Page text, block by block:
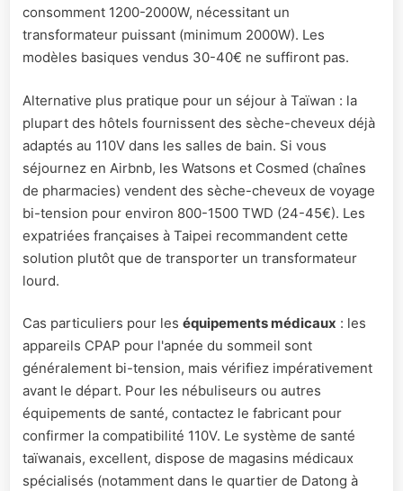
consomment 1200-2000W, nécessitant un
transformateur puissant (minimum 2000W). Les
modèles basiques vendus 30-40€ ne suffiront pas.
Alternative plus pratique pour un séjour à Taïwan : la
plupart des hôtels fournissent des sèche-cheveux déjà
adaptés au 110V dans les salles de bain. Si vous
séjournez en Airbnb, les Watsons et Cosmed (chaînes
de pharmacies) vendent des sèche-cheveux de voyage
bi-tension pour environ 800-1500 TWD (24-45€). Les
expatriées françaises à Taipei recommandent cette
solution plutôt que de transporter un transformateur
lourd.
Cas particuliers pour les équipements médicaux : les
appareils CPAP pour l'apnée du sommeil sont
généralement bi-tension, mais vérifiez impérativement
avant le départ. Pour les nébuliseurs ou autres
équipements de santé, contactez le fabricant pour
confirmer la compatibilité 110V. Le système de santé
taïwanais, excellent, dispose de magasins médicaux
spécialisés (notamment dans le quartier de Datong à